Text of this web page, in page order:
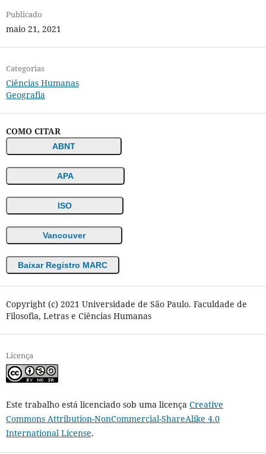
Publicado
maio 21, 2021
Categorias
Ciências Humanas
Geografia
COMO CITAR
ABNT
APA
ISO
Vancouver
Baixar Registro MARC
Copyright (c) 2021 Universidade de São Paulo. Faculdade de
Filosofia, Letras e Ciências Humanas
Licença
Este trabalho está licenciado sob uma licença Creative
Commons Attribution-NonCommercial-ShareAlike 4.0
International License.